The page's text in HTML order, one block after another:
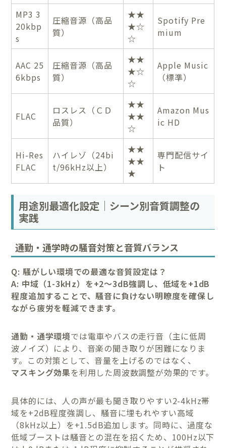
MP3 3
20kbp
s
圧縮音源（高品
質）
★★
★☆
☆
Spotify Pre
mium
AAC 25
6kbps
圧縮音源（高品
質）
★★
★☆
☆
Apple Music
（標準）
FLAC
ロスレス（ＣＤ
品質）
★★
★★
☆
Amazon Mus
ic HD
Hi-Res
FLAC
ハイレゾ（24bi
t/96kHz以上）
★★
★★
★
専門配信サイ
ト
用途別最適化設定｜シーン別音質調整の
実践
通勤・通学時の騒音対策と音質バランス
Q: 騒がしい環境での最適な音質設定は？
A: 中域（1-3kHz）を+2～3dB強調し、低域を+1dB
程度追加することで、騒音に負けない明瞭度を確保し
ながら疲労を軽減できます。
通勤・通学環境では電車やバスの走行音（主に低周
波ノイズ）により、音楽の聞き取りが困難になりま
す。この対策として、音量を上げるのではなく、
マスキング効果を利用した周波数調整が効果的です。
具体的には、人の声が最も聞き取りやすい2-4kHz帯
域を+2dB程度強調し、騒音に埋もれやすい高域
（8kHz以上）を+1.5dB追加します。同時に、過度な
低域ブーストは騒音との混在を招くため、100Hz以下